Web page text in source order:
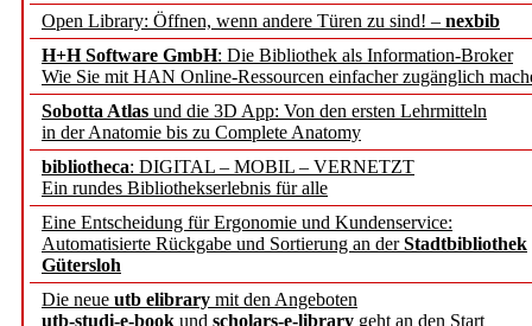
Open Library: Öffnen, wenn andere Türen zu sind! – nexbib
H+H Software GmbH: Die Bibliothek als Information-Broker
Wie Sie mit HAN Online-Ressourcen einfacher zugänglich
Sobotta Atlas und die 3D App: Von den ersten Lehrmitteln
in der Anatomie bis zu Complete Anatomy
bibliotheca: DIGITAL – MOBIL – VERNETZT
Ein rundes Bibliothekserlebnis für alle
Eine Entscheidung für Ergonomie und Kundenservice:
Automatisierte Rückgabe und Sortierung an derStadtbibliothek
Gütersloh
Die neue utb elibrary mit den Angeboten
utb-studi-e-book und scholars-e-library geht an den Start
und die Zeitschrift für
Francke Attempto
EBSCO Information
Recherchefunktionen in
Sorbisches Institut neu
Geschichte und